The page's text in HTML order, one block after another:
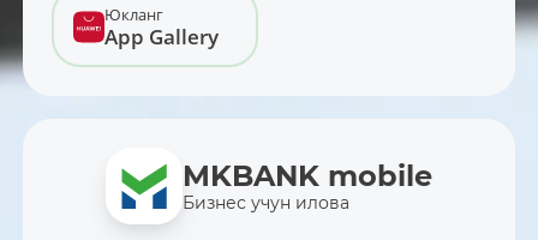
Юкланг
App Gallery
MKBANK mobile
Бизнес учун илова